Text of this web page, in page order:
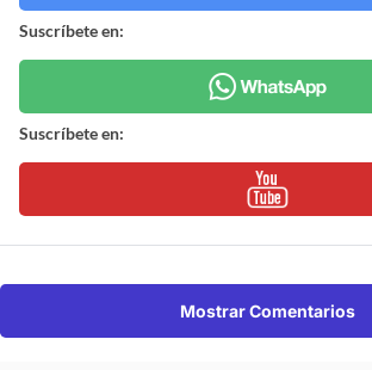
Suscríbete en:
Suscríbete en:
Mostrar Comentarios